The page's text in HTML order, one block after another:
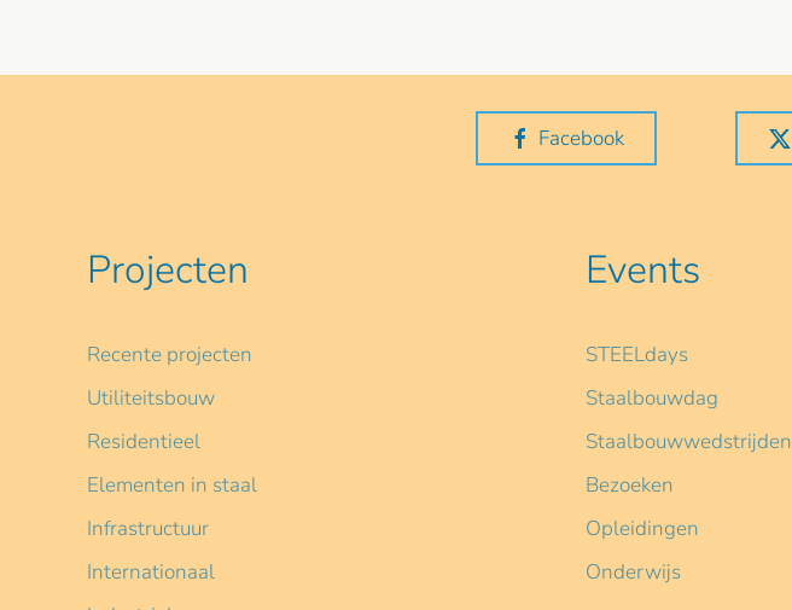
Facebook
Projecten
Recente projecten
Utiliteitsbouw
Residentieel
Elementen in staal
Infrastructuur
Internationaal
Events
STEELdays
Staalbouwdag
Staalbouwwedstrijden
Bezoeken
Opleidingen
Onderwijs